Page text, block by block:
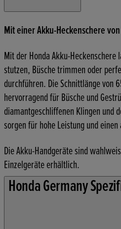
Mit einer Akku-Heckenschere
Mit der Honda Akku-Heckenschere
stutzen, Büsche trimmen oder
durchführen. Die Schnittlänge von
hervorragend für Büsche und
diamantgeschliffenen Klingen und
sorgen für hohe Leistung und
Die Akku-Handgeräte sind
Einzelgeräte erhältlich.
Honda Germany